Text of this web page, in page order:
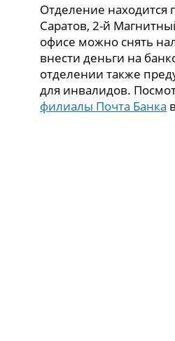
Отделение находится
Саратов, 2-й
офисе можно снять
внести деньги на
отделении также
для инвалидов.
филиалы Почта Банка